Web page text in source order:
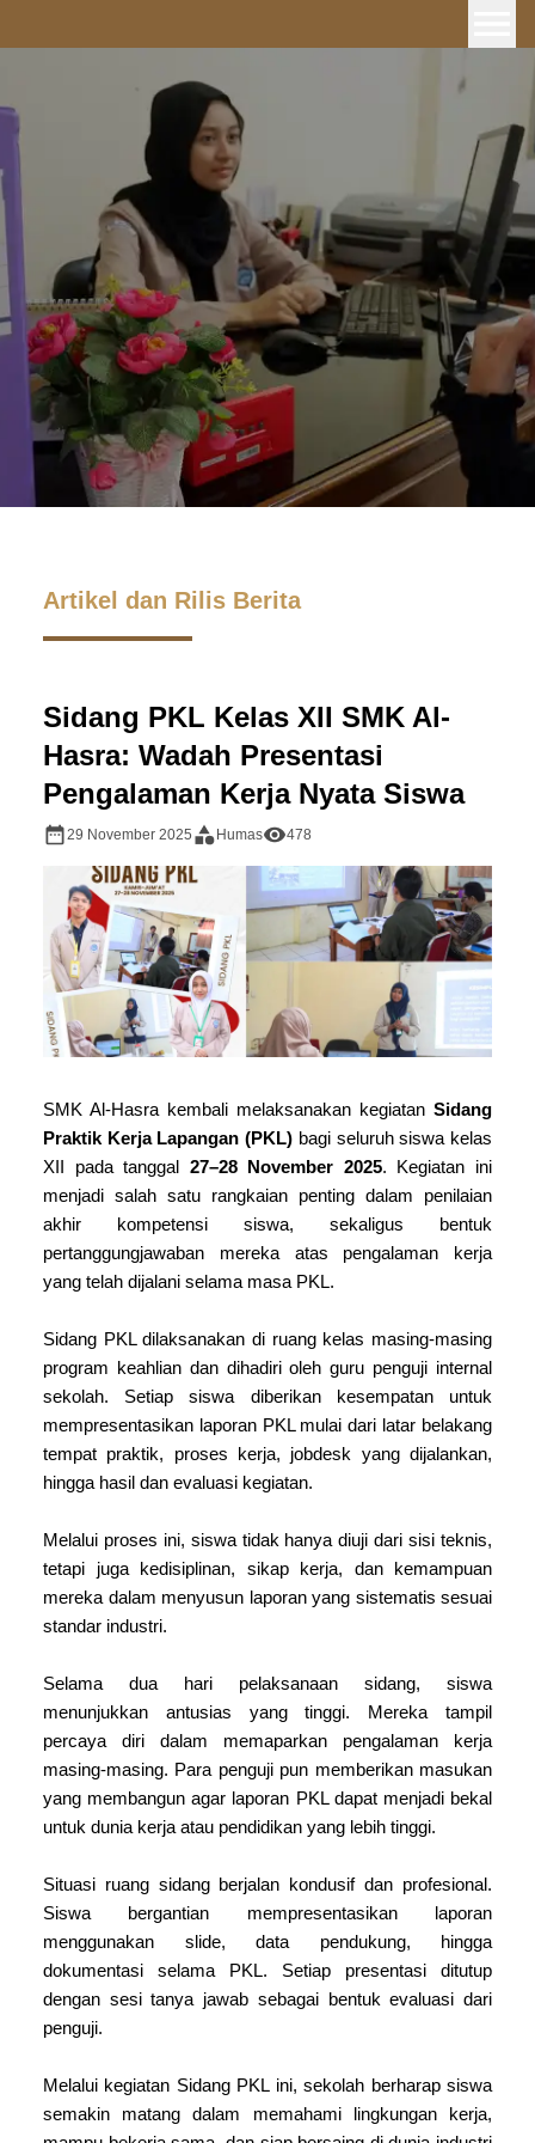
Artikel dan Rilis Berita
Sidang PKL Kelas XII SMK Al-
Hasra: Wadah Presentasi
Pengalaman Kerja Nyata Siswa
29 November 2025 Humas 478
SMK Al-Hasra kembali melaksanakan kegiatan Sidang
Praktik Kerja Lapangan (PKL) bagi seluruh siswa kelas
XII pada tanggal 27–28 November 2025. Kegiatan ini
menjadi salah satu rangkaian penting dalam penilaian
akhir kompetensi siswa, sekaligus bentuk
pertanggungjawaban mereka atas pengalaman kerja
yang telah dijalani selama masa PKL.
Sidang PKL dilaksanakan di ruang kelas masing-masing
program keahlian dan dihadiri oleh guru penguji internal
sekolah. Setiap siswa diberikan kesempatan untuk
mempresentasikan laporan PKL mulai dari latar belakang
tempat praktik, proses kerja, jobdesk yang dijalankan,
hingga hasil dan evaluasi kegiatan.
Melalui proses ini, siswa tidak hanya diuji dari sisi teknis,
tetapi juga kedisiplinan, sikap kerja, dan kemampuan
mereka dalam menyusun laporan yang sistematis sesuai
standar industri.
Selama dua hari pelaksanaan sidang, siswa
menunjukkan antusias yang tinggi. Mereka tampil
percaya diri dalam memaparkan pengalaman kerja
masing-masing. Para penguji pun memberikan masukan
yang membangun agar laporan PKL dapat menjadi bekal
untuk dunia kerja atau pendidikan yang lebih tinggi.
Situasi ruang sidang berjalan kondusif dan profesional.
Siswa bergantian mempresentasikan laporan
menggunakan slide, data pendukung, hingga
dokumentasi selama PKL. Setiap presentasi ditutup
dengan sesi tanya jawab sebagai bentuk evaluasi dari
penguji.
Melalui kegiatan Sidang PKL ini, sekolah berharap siswa
semakin matang dalam memahami lingkungan kerja,